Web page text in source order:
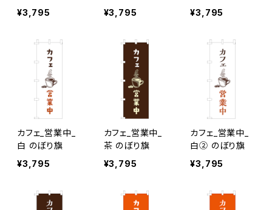
¥3,795
ぼり旗
¥3,795
¥3,795
カフェ_営業中_
白 のぼり旗
¥3,795
カフェ_営業中_
茶 のぼり旗
¥3,795
カフェ_営業中_
白② のぼり旗
¥3,795